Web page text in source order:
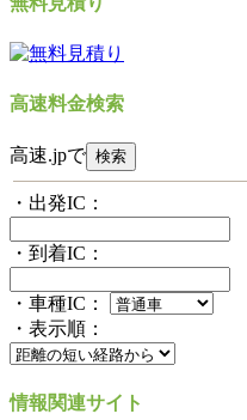
高速料金検索
高速.jpで
・出発IC：
・到着IC：
・車種IC：
・表示順：
情報関連サイト